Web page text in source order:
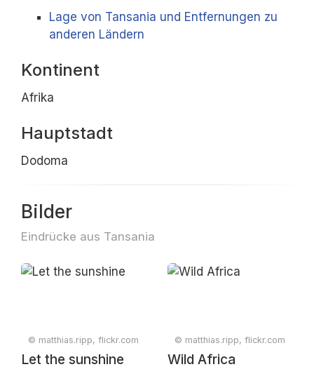
Lage von Tansania und Entfernungen zu
anderen Ländern
Kontinent
Afrika
Hauptstadt
Dodoma
Bilder
Eindrücke aus Tansania
© matthias.ripp, flickr.com
Let the sunshine
© matthias.ripp, flickr.com
Wild Africa